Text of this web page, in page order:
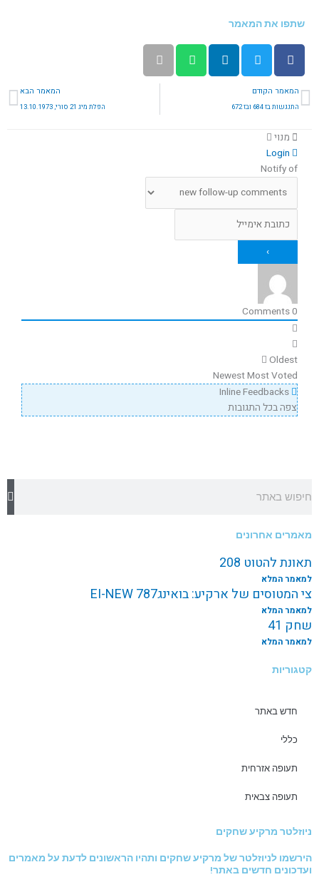
שתפו את המאמר
קודם
המאמר הקודם
התנגשות בז 684 ובז 672
המאמר הבא
הפלת מיג 21 סורי, 13.10.1973
מנוי
Notify of
0
Oldest
NewestMost Voted
צפה בכל התגובות
מאמרים אחרונים
תאונת להטוט 208
למאמר המלא
צי המטוסים של ארקיע: בואינג787 EI-NEW
למאמר המלא
שחק 41
למאמר המלא
קטגוריות
חדש באתר
כללי
תעופה אזרחית
תעופה צבאית
ניוזלטר מרקיע שחקים
הירשמו לניוזלטר של מרקיע שחקים ותהיו הראשונים לדעת על מאמרים
ועדכונים חדשים באתר!